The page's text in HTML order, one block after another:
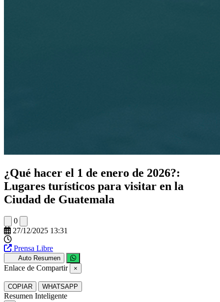
¿Qué hacer el 1 de enero de 2026?:
Lugares turísticos para visitar en la
Ciudad de Guatemala
0
27/12/2025 13:31
Prensa Libre
Auto Resumen
Enlace de Compartir ×
COPIAR WHATSAPP
Resumen Inteligente